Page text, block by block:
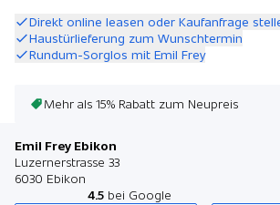
Direkt online leasen oder Kaufanfrage
Haustürlieferung zum Wunschtermin
Rundum-Sorglos mit Emil Frey
Mehr als 15% Rabatt zum Neupreis
Emil Frey Ebikon
Luzernerstrasse 33
6030 Ebikon
4.5 bei Google